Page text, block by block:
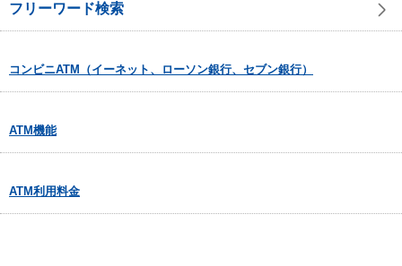
フリーワード検索
コンビニATM（イーネット、ローソン銀行、セブン銀行）
ATM機能
ATM利用料金